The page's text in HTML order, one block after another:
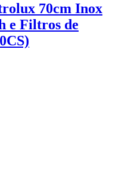
70cm Inox
e Filtros de